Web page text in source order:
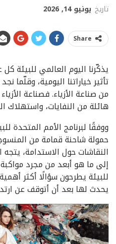
تاريخ يونيو 14, 2026
Share
يذكّرنا اليوم العالمي للبيئة
تأثير خياراتنا اليومية، وقلّما
من صناعة الأزياء. فصناعة
هائلة من النفايات، واستهلاك
ووفقًا لبرنامج الأمم المتحدة
حمولة شاحنة قمامة من
النقاشات حول الاستدامة،
إلى ما هو أبعد من مجرد
للبيئة يطرحون سؤالًا أكثر
يحدث لها بعد أن أتوقف عن